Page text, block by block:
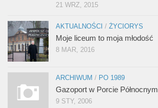
21 WRZ, 2015
AKTUALNOŚCI / ŻYCIORYS
Moje liceum to moja młodość
8 MAR, 2016
ARCHIWUM / PO 1989
Gazoport w Porcie Północnym
9 STY, 2006